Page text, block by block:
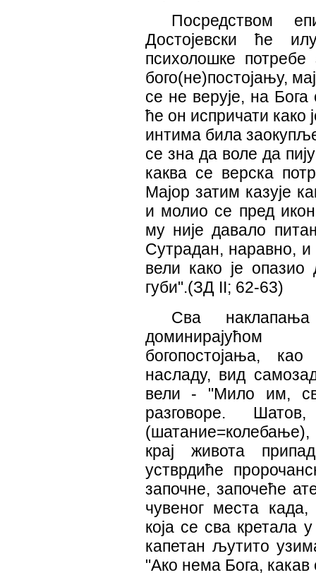
Посредством
Достојевски ће
психолошке
бого(не)постојању,
се не верује, на
ће он испричати како
интима била
се зна да воле да
каква се верска
Мајор затим казује
и молио се пред
му није давало
Сутрадан, наравно, и
вели како је
губи".(ЗД II; 62-63)
Сва
доминирајућом
богопостојања,
насладу, вид
вели - "Мило им,
разговоре.
крај живота
устврдиће
започне, започеће
чувеног места
која се сва кретала
капетан љутито
"Ако нема Бога, какав